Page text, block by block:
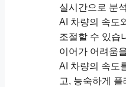
실시간으로 분
AI 차량의 속도
조절할 수 있습
이어가 어려움
AI 차량의 속도
고, 능숙하게 플